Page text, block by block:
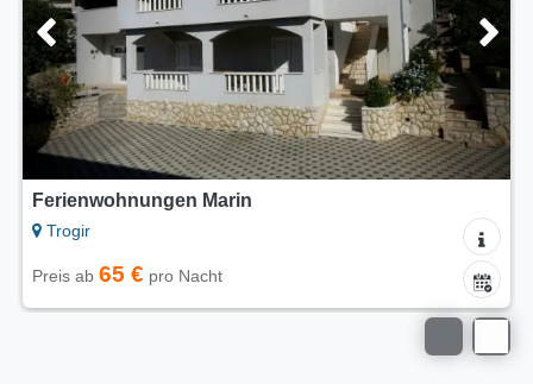
Ferienwohnungen Marin
Trogir
Preis ab 65 € pro Nacht